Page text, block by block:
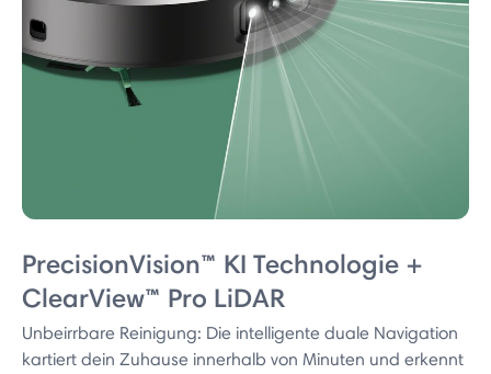
PrecisionVision™ KI Technologie +
ClearView™ Pro LiDAR
Unbeirrbare Reinigung: Die intelligente duale Navigation
kartiert dein Zuhause innerhalb von Minuten und erkennt